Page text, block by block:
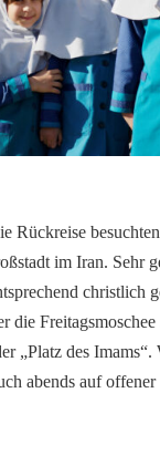
Rückreise
im Iran. Sehr
christlich
die
„Platz des Imams“.
abends auf offener